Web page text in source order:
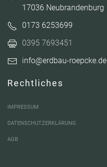
17036 Neubrandenburg
0173 6253699
0395 7693451
info@erdbau-roepcke.de
Rechtliches
IMPRESSUM
DATENSCHUTZERKLÄRUNG
AGB